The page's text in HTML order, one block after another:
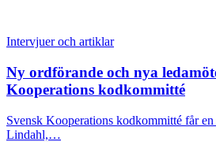
Intervjuer och artiklar
Ny ordförande och nya
Kooperations kodkommitté
Svensk Kooperations kodkommitté får
Lindahl,…